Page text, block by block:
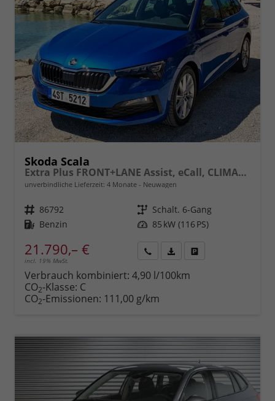
Skoda Scala
Extra Plus FRONT+LANE Assist, eCall, CLIMATRONIC, Berganfahrassistent, FULL LED, Einparkhilfe, KESSY, Sitzhzg., Tempomat + Speedlimiter, ISOFIX, SmartLink, 16" ALU, uvm.
unverbindliche Lieferzeit: 4 Monate Neuwagen
Fahrzeugnr. 86792 Getriebe Schalt. 6-Gang
Kraftstoff Benzin Leistung 85 kW (116 PS)
21.790,– €
incl. 19% MwSt.
anfordern
Datei,
Verbrauch kombiniert: 4,90 l/100km
CO2-Klasse: C
CO2-Emissionen: 111,00 g/km